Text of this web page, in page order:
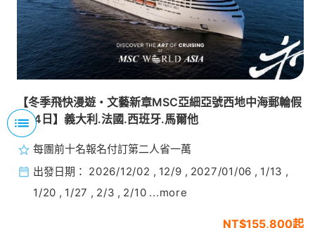
【冬季飛快漫遊・文藝新章MSC亞細亞號西地中海郵輪假
期14日】義大利.法國.西班牙.馬爾他
每團前十名報名付訂第二人省一萬
出發日期： 2026/12/02 , 12/9 , 2027/01/06 , 1/13 ,
1/20 , 1/27 , 2/3 , 2/10 ...more
$155,800起